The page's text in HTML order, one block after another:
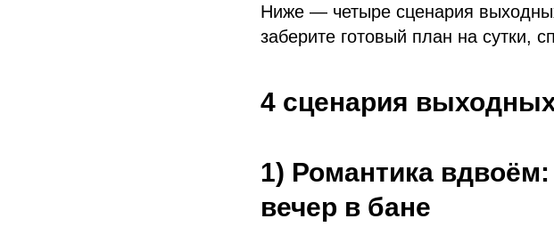
Ниже — четыре сценария
заберите готовый план на сутки,
4 сценария
1) Романтика
вечер в бане